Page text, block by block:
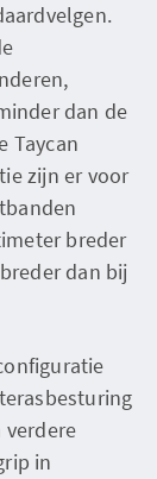
dan de
Taycan
zijn er voor
breder
dan bij
verdere
in